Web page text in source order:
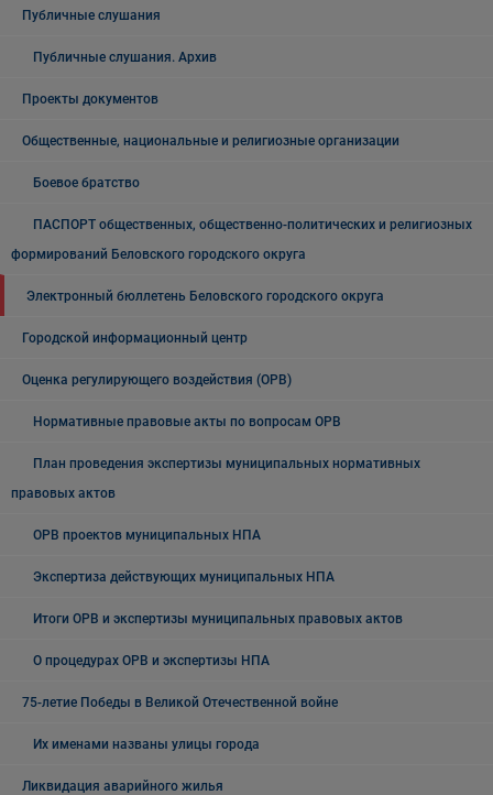
Публичные слушания
Публичные слушания. Архив
Проекты документов
Общественные, национальные и религиозные организации
Боевое братство
ПАСПОРТ общественных, общественно-политических и религиозных
формирований Беловского городского округа
Электронный бюллетень Беловского городского округа
Городской информационный центр
Оценка регулирующего воздействия (ОРВ)
Нормативные правовые акты по вопросам ОРВ
План проведения экспертизы муниципальных нормативных
правовых актов
ОРВ проектов муниципальных НПА
Экспертиза действующих муниципальных НПА
Итоги ОРВ и экспертизы муниципальных правовых актов
О процедурах ОРВ и экспертизы НПА
75-летие Победы в Великой Отечественной войне
Их именами названы улицы города
Ликвидация аварийного жилья